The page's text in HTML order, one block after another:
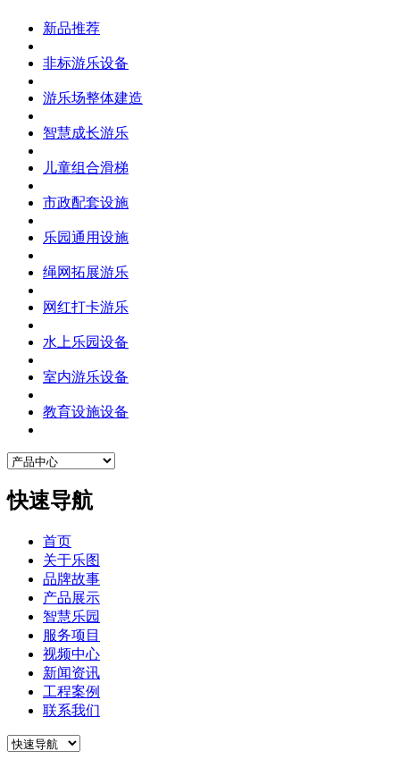
新品推荐
非标游乐设备
游乐场整体建造
智慧成长游乐
儿童组合滑梯
市政配套设施
乐园通用设施
绳网拓展游乐
网红打卡游乐
水上乐园设备
室内游乐设备
教育设施设备
快速导航
首页
关于乐图
品牌故事
产品展示
智慧乐园
服务项目
视频中心
新闻资讯
工程案例
联系我们